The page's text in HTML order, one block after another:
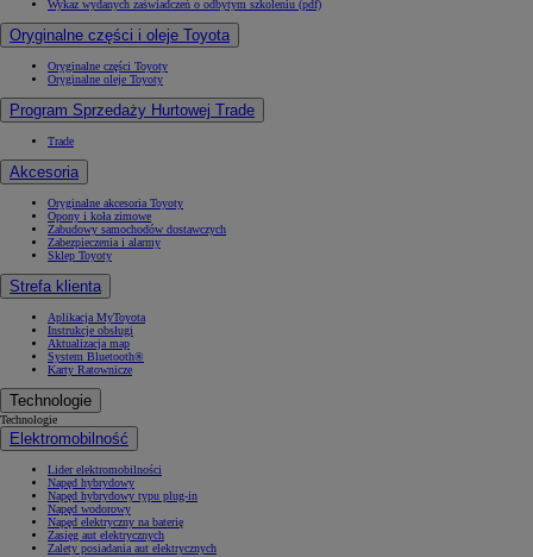
Wykaz wydanych zaświadczeń o odbytym szkoleniu (pdf)
Oryginalne części i oleje Toyota
Oryginalne części Toyoty
Oryginalne oleje Toyoty
Program Sprzedaży Hurtowej Trade
Trade
Akcesoria
Oryginalne akcesoria Toyoty
Opony i koła zimowe
Zabudowy samochodów dostawczych
Zabezpieczenia i alarmy
Sklep Toyoty
Strefa klienta
Aplikacja MyToyota
Instrukcje obsługi
Aktualizacja map
System Bluetooth®
Karty Ratownicze
Technologie
Technologie
Elektromobilność
Lider elektromobilności
Napęd hybrydowy
Napęd hybrydowy typu plug-in
Napęd wodorowy
Napęd elektryczny na baterię
Zasięg aut elektrycznych
Zalety posiadania aut elektrycznych